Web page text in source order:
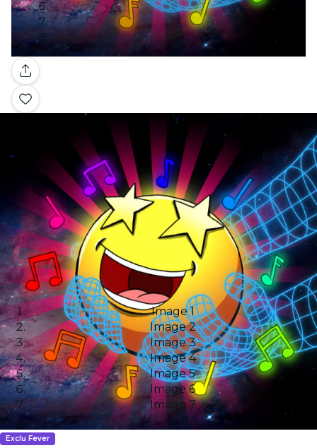
Galerie
Image 1
Image 2
Image 3
Image 4
Image 5
Image 6
Image 7
Exclu Fever